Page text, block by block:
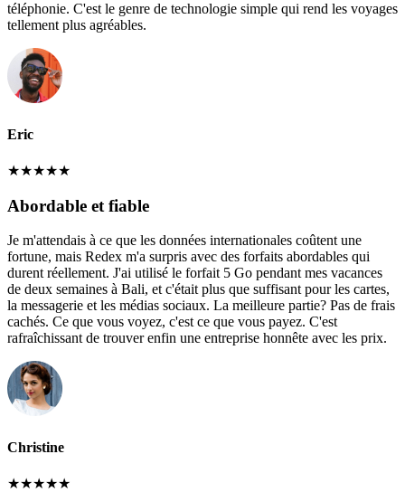
téléphonie. C'est le genre de technologie simple qui rend les voyages
tellement plus agréables.
Eric
★★★★★
Abordable et fiable
Je m'attendais à ce que les données internationales coûtent une
fortune, mais Redex m'a surpris avec des forfaits abordables qui
durent réellement. J'ai utilisé le forfait 5 Go pendant mes vacances
de deux semaines à Bali, et c'était plus que suffisant pour les cartes,
la messagerie et les médias sociaux. La meilleure partie? Pas de frais
cachés. Ce que vous voyez, c'est ce que vous payez. C'est
rafraîchissant de trouver enfin une entreprise honnête avec les prix.
Christine
★★★★★